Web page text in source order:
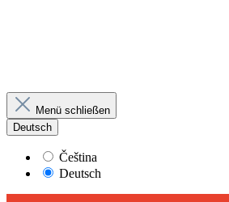
Menü schließen
Deutsch
Čeština
Deutsch